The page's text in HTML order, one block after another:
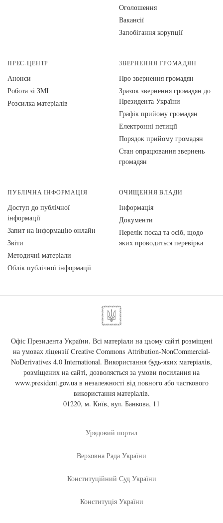
Оголошення
Вакансії
Запобігання корупції
ПРЕС-ЦЕНТР
Анонси
Робота зі ЗМІ
Розсилка матеріалів
ЗВЕРНЕННЯ ГРОМАДЯН
Про звернення громадян
Зразок звернення громадян до
Президента України
Графік прийому громадян
Електронні петиції
Порядок прийому громадян
Стан опрацювання звернень
громадян
ПУБЛІЧНА ІНФОРМАЦІЯ
Доступ до публічної
інформації
Запит на інформацію онлайн
Звіти
Методичні матеріали
Облік публічної інформації
ОЧИЩЕННЯ ВЛАДИ
Інформація
Документи
Перелік посад та осіб, щодо
яких проводиться перевірка
Офіс Президента України. Всі матеріали на цьому сайті розміщені
на умовах ліцензії Creative Commons Attribution-NonCommercial-
NoDerivatives 4.0 International. Використання будь-яких матеріалів,
розміщених на сайті, дозволяється за умови посилання на
www.president.gov.uaв незалежності від повного або часткового
використання матеріалів.
01220, м. Київ, вул. Банкова, 11
Урядовий портал
Верховна Рада України
Конституційний Суд України
Конституція України